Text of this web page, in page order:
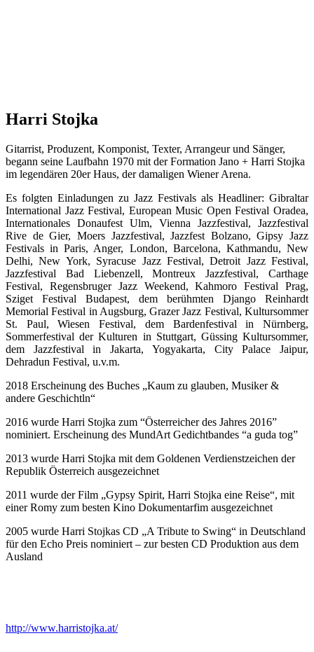
Harri Stojka
Gitarrist, Produzent, Komponist, Texter, Arrangeur und Sänger,
begann seine Laufbahn 1970 mit der Formation Jano + Harri Stojka
im legendären 20er Haus, der damaligen Wiener Arena.
Es folgten Einladungen zu Jazz Festivals als Headliner: Gibraltar
International Jazz Festival, European Music Open Festival Oradea,
Internationales Donaufest Ulm, Vienna Jazzfestival, Jazzfestival
Rive de Gier, Moers Jazzfestival, Jazzfest Bolzano, Gipsy Jazz
Festivals in Paris, Anger, London, Barcelona, Kathmandu, New
Delhi, New York, Syracuse Jazz Festival, Detroit Jazz Festival,
Jazzfestival Bad Liebenzell, Montreux Jazzfestival, Carthage
Festival, Regensbruger Jazz Weekend, Kahmoro Festival Prag,
Sziget Festival Budapest, dem berühmten Django Reinhardt
Memorial Festival in Augsburg, Grazer Jazz Festival, Kultursommer
St. Paul, Wiesen Festival, dem Bardenfestival in Nürnberg,
Sommerfestival der Kulturen in Stuttgart, Güssing Kultursommer,
dem Jazzfestival in Jakarta, Yogyakarta, City Palace Jaipur,
Dehradun Festival, u.v.m.
2018 Erscheinung des Buches „Kaum zu glauben, Musiker &
andere Geschichtln“
2016 wurde Harri Stojka zum “Österreicher des Jahres 2016”
nominiert. Erscheinung des MundArt Gedichtbandes “a guda tog”
2013 wurde Harri Stojka mit dem Goldenen Verdienstzeichen der
Republik Österreich ausgezeichnet
2011 wurde der Film „Gypsy Spirit, Harri Stojka eine Reise“, mit
einer Romy zum besten Kino Dokumentarfim ausgezeichnet
2005 wurde Harri Stojkas CD „A Tribute to Swing“ in Deutschland
für den Echo Preis nominiert – zur besten CD Produktion aus dem
Ausland
http://www.harristojka.at/